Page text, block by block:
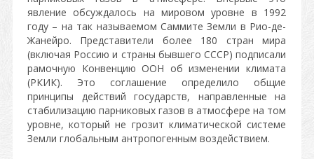
явление обсуждалось на мировом уровне в 1992
году – на так называемом Саммите Земли в Рио-де-
Жанейро. Представители более 180 стран мира
(включая Россию и страны бывшего СССР) подписали
рамочную Конвенцию ООН об изменении климата
(РКИК). Это соглашение определило общие
принципы действий государств, направленные на
стабилизацию парниковых газов в атмосфере на том
уровне, который не грозит климатической системе
Земли глобальным антропогенным воздействием.